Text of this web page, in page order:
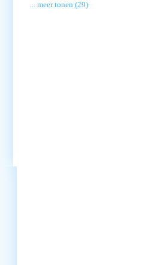
... meer tonen (29)